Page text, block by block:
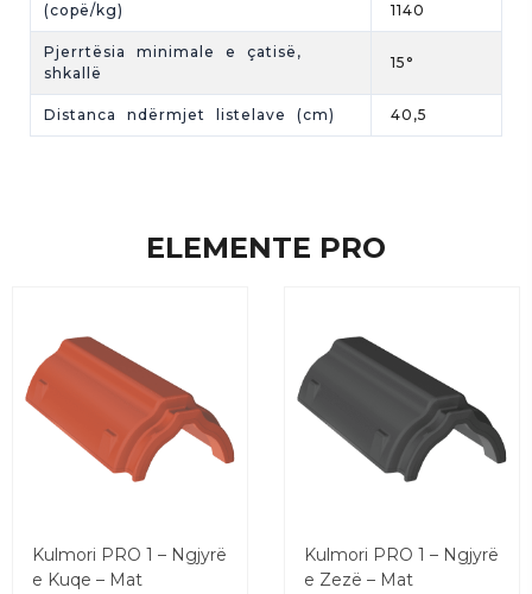
(copë/kg)
1140
Pjerrtësia minimale e çatisë,
shkallë
15°
Distanca ndërmjet listelave (cm) 40,5
ELEMENTE PRO
Kulmori PRO 1 – Ngjyrë
e Kuqe – Mat
Kulmori PRO 1 – Ngjyrë
e Zezë – Mat